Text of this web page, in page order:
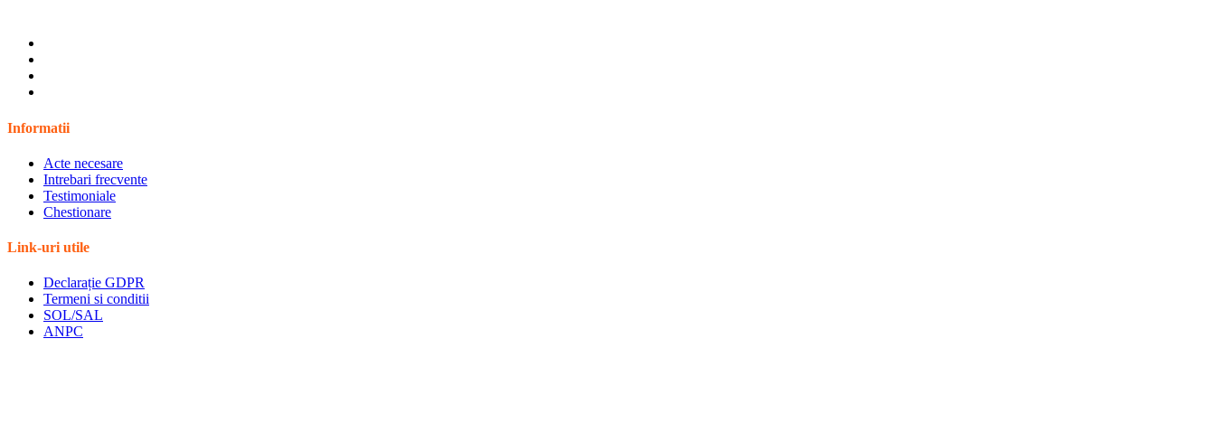
Informatii
Acte necesare
Intrebari frecvente
Testimoniale
Chestionare
Link-uri utile
Declarație GDPR
Termeni si conditii
SOL/SAL
ANPC